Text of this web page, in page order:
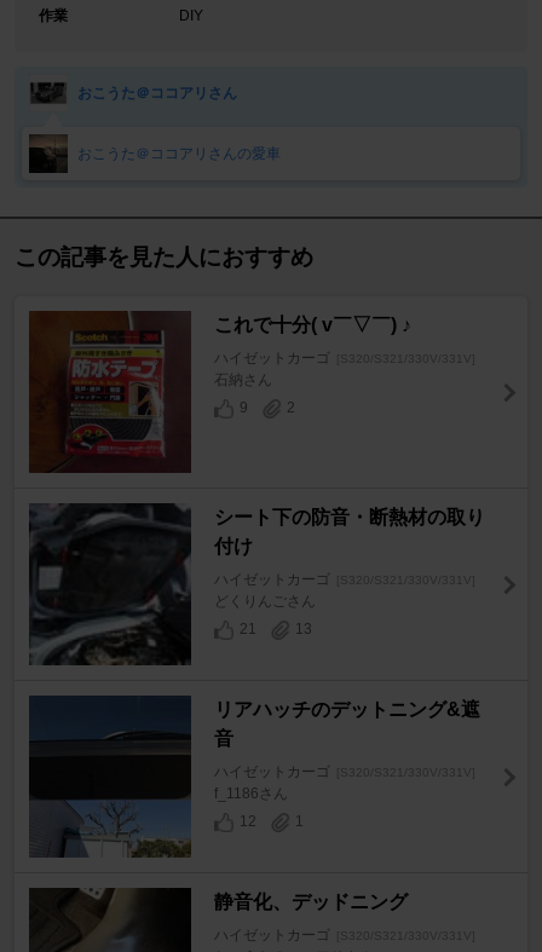
作業 DIY
おこうた＠ココアリさん
おこうた＠ココアリさんの愛車
この記事を見た人におすすめ
これで十分( v￣▽￣) ♪
ハイゼットカーゴ [S320/S321/330V/331V]
石納さん
9
2
シート下の防音・断熱材の取り
付け
ハイゼットカーゴ [S320/S321/330V/331V]
どくりんごさん
21
13
リアハッチのデットニング&遮
音
ハイゼットカーゴ [S320/S321/330V/331V]
f_1186さん
12
1
静音化、デッドニング
ハイゼットカーゴ [S320/S321/330V/331V]